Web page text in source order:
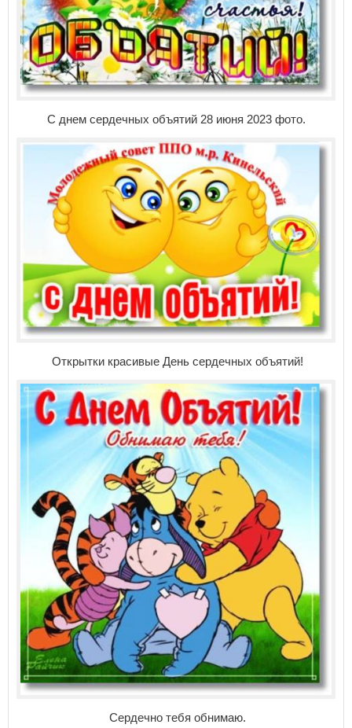
С днем сердечных объятий 28 июня 2023 фото.
Открытки красивые День сердечных объятий!
Сердечно тебя обнимаю.